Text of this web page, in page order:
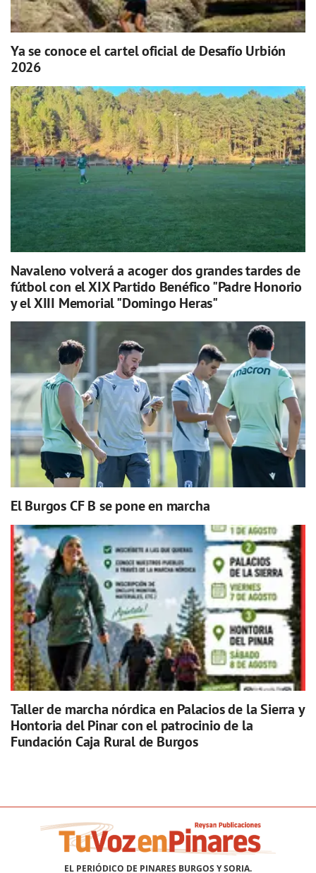
Ya se conoce el cartel oficial de Desafío Urbión
2026
Navaleno volverá a acoger dos grandes tardes de
fútbol con el XIX Partido Benéfico "Padre Honorio
y el XIII Memorial "Domingo Heras"
El Burgos CF B se pone en marcha
Taller de marcha nórdica en Palacios de la Sierra y
Hontoria del Pinar con el patrocinio de la
Fundación Caja Rural de Burgos
EL PERIÓDICO DE PINARES BURGOS Y SORIA.